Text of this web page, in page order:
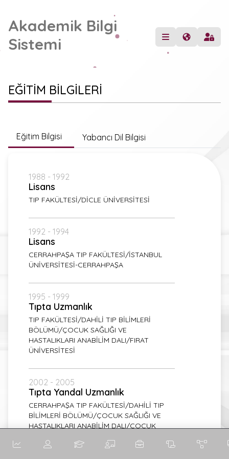
Akademik Bilgi
Sistemi
EĞİTİM BİLGİLERİ
Eğitim Bilgisi Yabancı Dil Bilgisi
1988 - 1992
Lisans
TIP FAKÜLTESİ/DİCLE ÜNİVERSİTESİ
1992 - 1994
Lisans
CERRAHPAŞA TIP FAKÜLTESİ/İSTANBUL
ÜNİVERSİTESİ-CERRAHPAŞA
1995 - 1999
Tıpta Uzmanlık
TIP FAKÜLTESİ/DAHİLİ TIP BİLİMLERİ
BÖLÜMÜ/ÇOCUK SAĞLIĞI VE
HASTALIKLARI ANABİLİM DALI/FIRAT
ÜNİVERSİTESİ
2002 - 2005
Tıpta Yandal Uzmanlık
CERRAHPAŞA TIP FAKÜLTESİ/DAHİLİ TIP
BİLİMLERİ BÖLÜMÜ/ÇOCUK SAĞLIĞI VE
HASTALIKLARI ANABİLİM DALI/ÇOCUK
İSTANBUL ÜNİVERSİTESİ-CERRAHPAŞA